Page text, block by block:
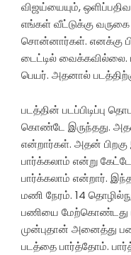
விஜய்யையும்,
எங்கள் வீட்டுக்கு
சொன்னார்கள். எனக்கு
டைட்டில்
பெயர். அதனால்
படத்தின் படப்பிடிப்பு
கொண்டே இருந்தது. அதன்
என்றார்கள். அதன் பிறகு
பார்க்கலாம் என்று
பார்க்கலாம் என்றார்.
மணி நேரம். 14
பணியை மேற்கொண்டது
முன்புதான் அனைத்து
படத்தை பார்த்தோம்.